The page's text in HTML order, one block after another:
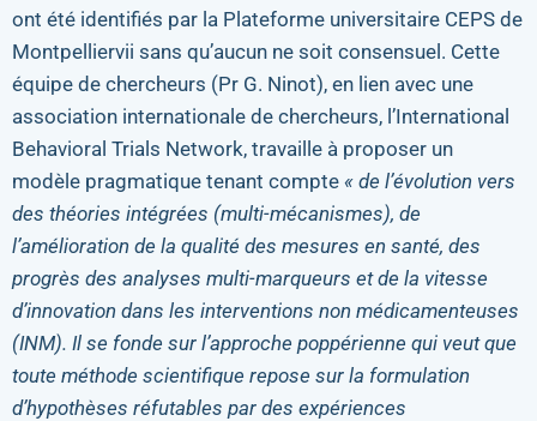
ont été identifiés par la Plateforme universitaire CEPS de
Montpelliervii sans qu’aucun ne soit consensuel. Cette
équipe de chercheurs (Pr G. Ninot), en lien avec une
association internationale de chercheurs, l’International
Behavioral Trials Network, travaille à proposer un
modèle pragmatique tenant compte « de l’évolution vers
des théories intégrées (multi-mécanismes), de
l’amélioration de la qualité des mesures en santé, des
progrès des analyses multi-marqueurs et de la vitesse
d’innovation dans les interventions non médicamenteuses
(INM). Il se fonde sur l’approche poppérienne qui veut que
toute méthode scientifique repose sur la formulation
d’hypothèses réfutables par des expériences